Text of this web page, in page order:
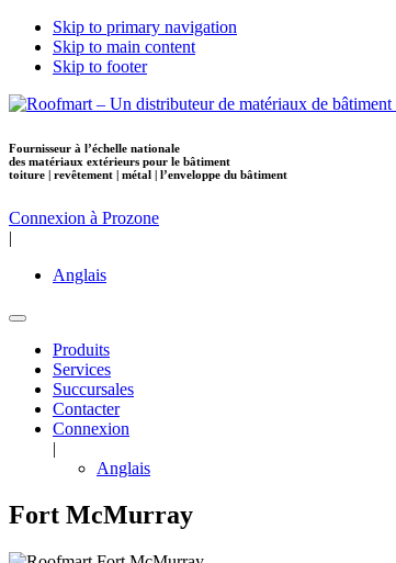
Skip to primary navigation
Skip to main content
Skip to footer
Fournisseur à l’échelle nationale
des matériaux extérieurs pour le bâtiment
toiture | revêtement | métal | l’enveloppe du bâtiment
Connexion à Prozone
|
Anglais
Produits
Services
Succursales
Contacter
Connexion
|
Anglais
Fort McMurray